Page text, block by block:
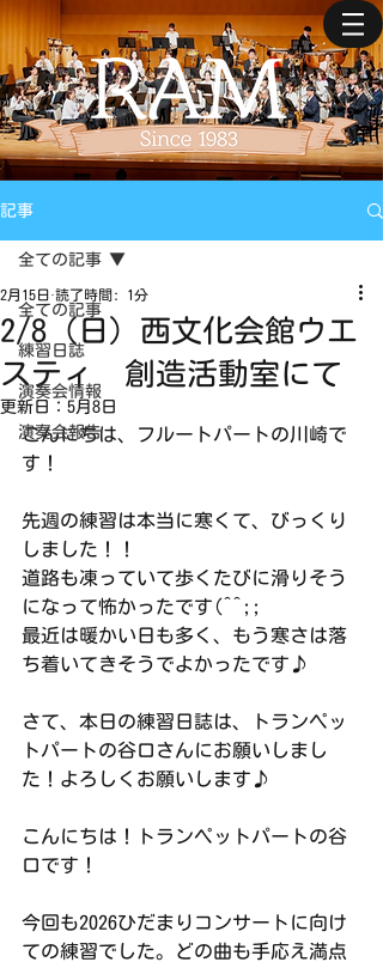
記事
全ての記事
練習日誌
演奏会情報
演奏会報告
全ての記事
2/8（日）西文化会館ウエ
スティ 創造活動室にて
2月15日 読了時間: 1分
更新日： 5月8日
こんにちは、フルートパートの川崎で
す！
先週の練習は本当に寒くて、びっくり
しました！！
道路も凍っていて歩くたびに滑りそう
になって怖かったです(^^;;
最近は暖かい日も多く、もう寒さは落
ち着いてきそうでよかったです♪
さて、本日の練習日誌は、トランペッ
トパートの谷口さんにお願いしまし
た！よろしくお願いします♪
こんにちは！トランペットパートの谷
口です！
今回も2026ひだまりコンサートに向け
ての練習でした。どの曲も手応え満点